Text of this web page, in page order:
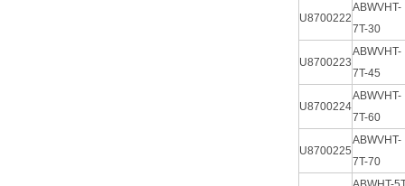
U8700222
ABWVHT-
7T-30
U8700223
ABWVHT-
7T-45
U8700224
ABWVHT-
7T-60
U8700225
ABWVHT-
7T-70